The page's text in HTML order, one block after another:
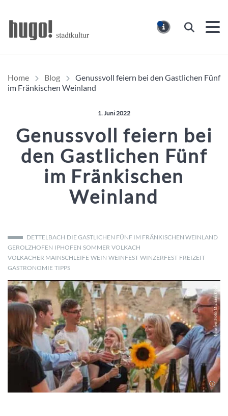
Suchen
Home Blog
Genussvoll feiern bei den Gastlichen Fünf
im Fränkischen Weinland
Veröffentlicht am:
1. Juni 2022
Genussvoll feiern bei
den Gastlichen Fünf
im Fränkischen
Weinland
DETTELBACH DIE GASTLICHEN FÜNF IM FRÄNKISCHEN WEINLAND
GEROLZHOFEN IPHOFEN SOMMER VOLKACH
VOLKACHER MAINSCHLEIFE WEIN WEINFEST WINZERFEST FREIZEIT
GASTRONOMIE TIPPS